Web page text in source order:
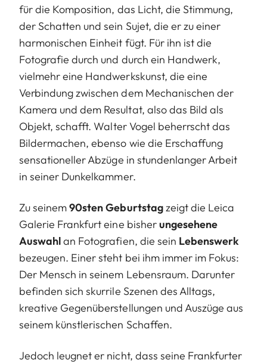
für die Komposition, das Licht, die Stimmung,
der Schatten und sein Sujet, die er zu einer
harmonischen Einheit fügt. Für ihn ist die
Fotografie durch und durch ein Handwerk,
vielmehr eine Handwerkskunst, die eine
Verbindung zwischen dem Mechanischen der
Kamera und dem Resultat, also das Bild als
Objekt, schafft. Walter Vogel beherrscht das
Bildermachen, ebenso wie die Erschaffung
sensationeller Abzüge in stundenlanger Arbeit
in seiner Dunkelkammer.
Zu seinem90sten Geburtstagzeigt die Leica
Galerie Frankfurt eine bisherungesehene
Auswahlan Fotografien, die sein Lebenswerk
bezeugen. Einer steht bei ihm immer im Fokus:
Der Mensch in seinem Lebensraum. Darunter
befinden sich skurrile Szenen des Alltags,
kreative Gegenüberstellungen und Auszüge aus
seinem künstlerischen Schaffen.
Jedoch leugnet er nicht, dass seine Frankfurter